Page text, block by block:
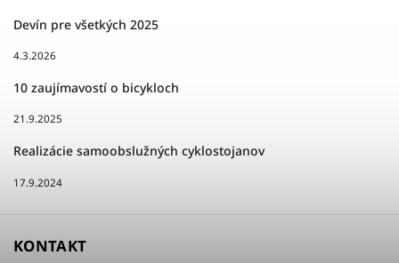
Devín pre všetkých 2025
4.3.2026
10 zaujímavostí o bicykloch
21.9.2025
Realizácie samoobslužných cyklostojanov
17.9.2024
KONTAKT